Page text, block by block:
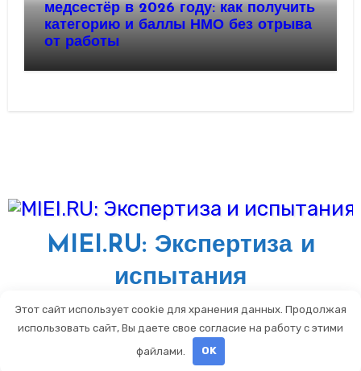
медсестёр в 2026 году: как получить
категорию и баллы НМО без отрыва
от работы
MIEI.RU: Экспертиза и
испытания
Блог о стандартизации и метрологии
Этот сайт использует cookie для хранения данных. Продолжая
использовать сайт, Вы даете свое согласие на работу с этими
файлами.
OK